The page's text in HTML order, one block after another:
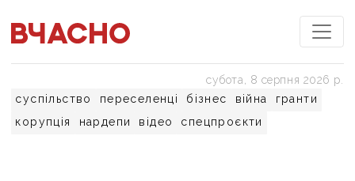
суспільство переселенці бізнес війна
гранти
корупція
нардепи відео спецпроєкти
субота, 8 серпня 2026 р.